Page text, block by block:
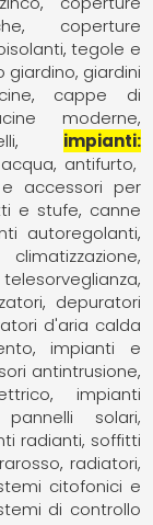
coperture
tegole e
giardino, giardini
cappe di
moderne
impianti
antifurto,
accessori per
e stufe canne
autoregolanti
climatizzazione,
depuratori
d'aria calda
impianti e
antintrusione
impianti
pannelli solari,
radianti, soffitti
radiatori,
citofonici e
di controllo